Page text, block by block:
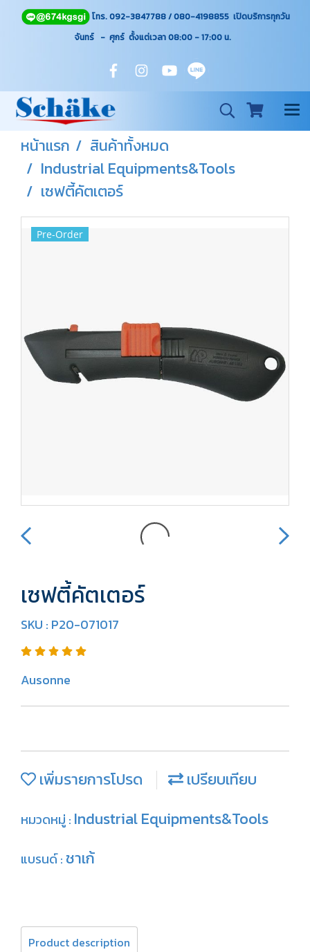
โทร. 092-3847788 / 080-4198855 เปิดบริการทุกวัน
จันทร์ - ศุกร์ ตั้งแต่เวลา 08:00 - 17:00น.
หน้าแรก
สินค้าทั้งหมด
Industrial Equipments&Tools
เซฟตี้คัตเตอร์
Pre-Order
เซฟตี้คัตเตอร์
SKU : P20-071017
Ausonne
เพิ่มรายการโปรด เปรียบเทียบ
หมวดหมู่ : Industrial Equipments&Tools
แบรนด์ :ชาเก้
Product description